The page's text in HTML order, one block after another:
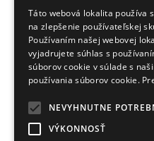
Sprej intenzívne farebne kryje a
nutné na samotné farbenie nijako
nečistoty, prach a nemal by byť
dodatočne leštiť alebo fixovať iným
NÁŠ TIP
- Je ideálny pre
ktoré nepotrebujú vyživiť, a
Použitie -> Sprej sa jednoducho
Povrch môžete
alebouniverzálnym čističom
1 páru stredne veľkých topánok
samotným sprejovaním obuvi je
ochrániť časti, ktoré nechcete
Táto webová lokalita používa
na zlepšenie používateľskej
Používaním našej webovej
vyjadrujete súhlas s
súborov cookie v súlade s
používania súborov cookie.
NEVYHNUTNE
VÝKONNOSŤ